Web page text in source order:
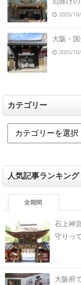
2025/
大阪・
2025/
カテゴリー
人気記事ランキング
全期間
石上神
守りっ
大阪府